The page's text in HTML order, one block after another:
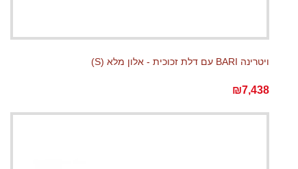
ויטרינה BARI עם דלת זכוכית - אלון מלא (S)
₪7,438